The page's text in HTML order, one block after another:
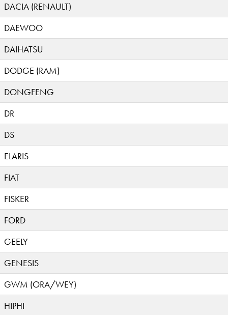
DACIA (RENAULT)
DAEWOO
DAIHATSU
DODGE (RAM)
DONGFENG
DR
DS
ELARIS
FIAT
FISKER
FORD
GEELY
GENESIS
GWM (ORA/WEY)
HIPHI